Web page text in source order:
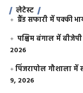
लेटेस्ट
ग्रैंड सफारी में पक्की
पश्चिम बंगाल में
2026
​पिंजरापोल गौशाला में
9, 2026